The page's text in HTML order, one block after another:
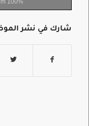
شارك في نشر